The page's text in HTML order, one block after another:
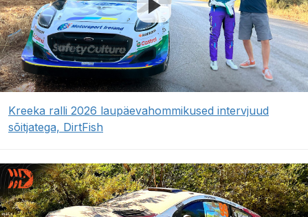
Kreeka ralli 2026 laupäevahommikused intervjuud
sõitjatega, DirtFish